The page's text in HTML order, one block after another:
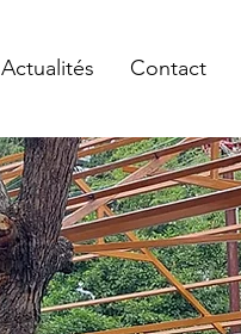
Actualités Contact